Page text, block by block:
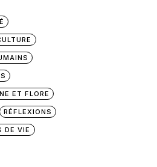
ET FLORE
RÉFLEXIONS
DE VIE